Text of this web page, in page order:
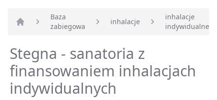
Strona główna
Baza
zabiegowa
inhalacje
inhalacje
indywidualne
Stegna - sanatoria z
finansowaniem inhalacjach
indywidualnych